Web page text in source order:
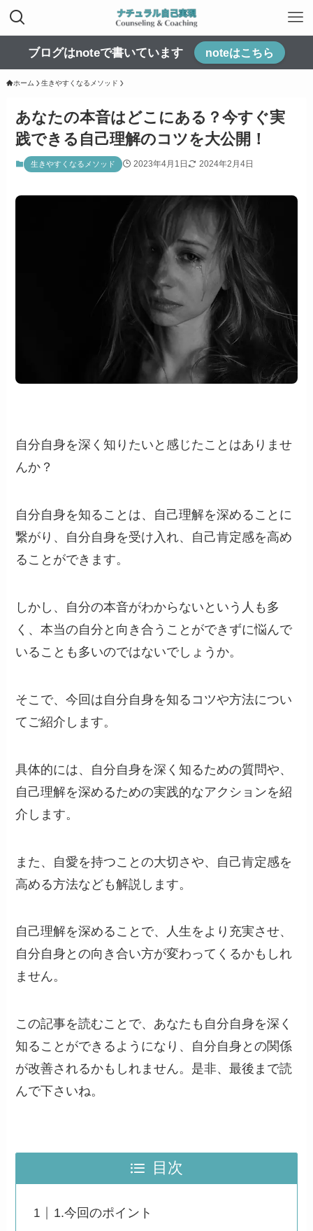
ブログはnoteで書いています noteはこちら
ホーム 生きやすくなるメソッド
あなたの本音はどこにある？今すぐ実
践できる自己理解のコツを大公開！
生きやすくなるメソッド 2023年4月1日 2024年2月4日
自分自身を深く知りたいと感じたことはありませ
んか？
自分自身を知ることは、自己理解を深めることに
繋がり、自分自身を受け入れ、自己肯定感を高め
ることができます。
しかし、自分の本音がわからないという人も多
く、本当の自分と向き合うことができずに悩んで
いることも多いのではないでしょうか。
そこで、今回は自分自身を知るコツや方法につい
てご紹介します。
具体的には、自分自身を深く知るための質問や、
自己理解を深めるための実践的なアクションを紹
介します。
また、自愛を持つことの大切さや、自己肯定感を
高める方法なども解説します。
自己理解を深めることで、人生をより充実させ、
自分自身との向き合い方が変わってくるかもしれ
ません。
この記事を読むことで、あなたも自分自身を深く
知ることができるようになり、自分自身との関係
が改善されるかもしれません。是非、最後まで読
んで下さいね。
目次
1.今回のポイント